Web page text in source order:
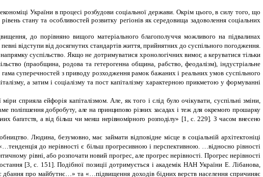
України в процесі розбудови соціальної держави. Окрім цього, в силу того, що
стану та особливостей розвитку регіонів як середовища задоволення соціальних
до порівняно вищого матеріального благополуччя можливого на підвалинах
відступи від досягнутих стандартів життя, прийнятних до суспільного погодження.
суспільство. Якщо не дотримуватися хронологічних вимог, а керуватися тільки
(праобщина, родова та гетерогенна община, рабство, феодалізм), індустріальне
суперечностей з приводу розходження рамок бажаних і реальних умов суспільного
а затим і соціалізму та пост капіталізму характерною прикметою у формуванні
сприяла ейфорія капіталізмом. Але, як того і слід було очікувати, суспільні зміни,
поліпшення добробуту, але на принципово різних засадах і теж для окремого прошарку
багатств, а від більш чи менш нерівномірного розподілу» [1, с. 229]. З часом внесено
Людина, безумовно, має займати відповідне місце в соціальній архітектоніці
до нерівності є більш прогресивною і перспективною. …відносно рівності
рівні, або розпочати новий прогрес, але прогрес нерівності. Прогрес нерівності
[3, с. 151]. Подібної позиції дотримується і академік НАН України Е. Лібанова,
про майбутнє…» та «…підвищення доходів бідних верств населення спричиняє